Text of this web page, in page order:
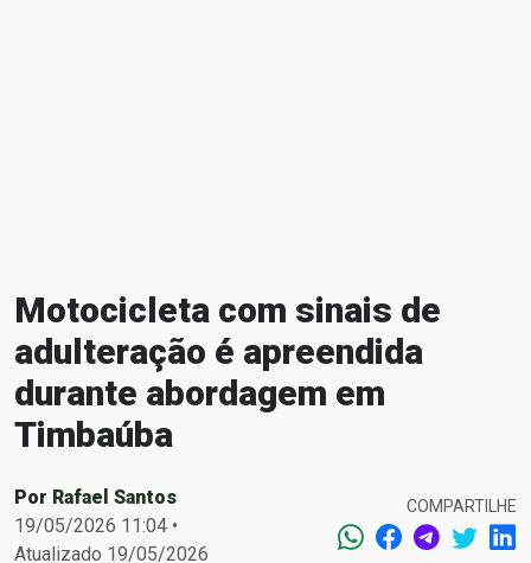
Motocicleta com sinais de
adulteração é apreendida
durante abordagem em
Timbaúba
Por Rafael Santos
19/05/2026 11:04 •
Atualizado 19/05/2026
COMPARTILHE